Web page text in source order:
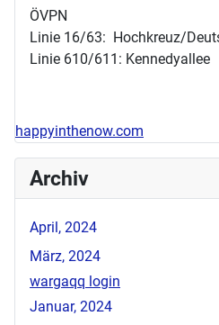
ÖVPN
Linie 16/63: Hochkreuz/
Linie 610/611: Kennedyallee
happyinthenow.com
Archiv
April, 2024
März, 2024
wargaqq login
Januar, 2024